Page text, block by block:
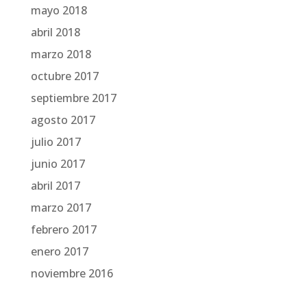
mayo 2018
abril 2018
marzo 2018
octubre 2017
septiembre 2017
agosto 2017
julio 2017
junio 2017
abril 2017
marzo 2017
febrero 2017
enero 2017
noviembre 2016